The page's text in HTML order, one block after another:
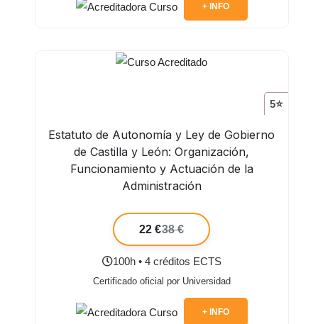
+ INFO
5⭐
Estatuto de Autonomía y Ley de Gobierno
de Castilla y León: Organización,
Funcionamiento y Actuación de la
Administración
22 €38 €
100h • 4 créditos ECTS
Certificado oficial por Universidad
+ INFO